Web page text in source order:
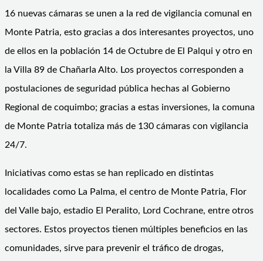
16 nuevas cámaras se unen a la red de vigilancia comunal en
Monte Patria, esto gracias a dos interesantes proyectos, uno
de ellos en la población 14 de Octubre de El Palqui y otro en
la Villa 89 de Chañarla Alto. Los proyectos corresponden a
postulaciones de seguridad pública hechas al Gobierno
Regional de coquimbo; gracias a estas inversiones, la comuna
de Monte Patria totaliza más de 130 cámaras con vigilancia
24/7.
Iniciativas como estas se han replicado en distintas
localidades como La Palma, el centro de Monte Patria, Flor
del Valle bajo, estadio El Peralito, Lord Cochrane, entre otros
sectores. Estos proyectos tienen múltiples beneficios en las
comunidades, sirve para prevenir el tráfico de drogas,